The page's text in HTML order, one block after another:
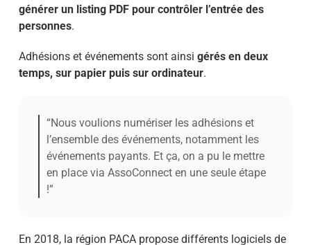
générer un listing PDF pour contrôler l’entrée des
personnes.
Adhésions et événements sont ainsi gérés en deux
temps, sur papier puis sur ordinateur.
“Nous voulions numériser les adhésions et
l’ensemble des événements, notamment les
événements payants. Et ça, on a pu le mettre
en place via AssoConnect en une seule étape
!”
En 2018, la région PACA propose différents logiciels de